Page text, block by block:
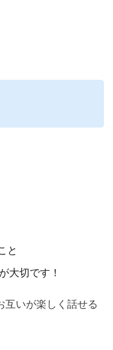
と
大切です！
互いが楽しく話せる